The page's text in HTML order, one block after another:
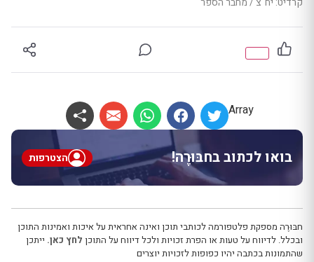
Array
בואו לכתוב בחבּוּרֶה! הצטרפות
חבּוּרֶה מספקת פלטפורמה לכותבי תוכן ואינה אחראית על איכות ואמינות התוכן
ובכלל. לדיווח על טעות או הפרת זכויות ולכל דיווח על התוכן לחץ כאן. ייתכן
שהתמונות בכתבה יהיו כפופות לזכויות יוצרים